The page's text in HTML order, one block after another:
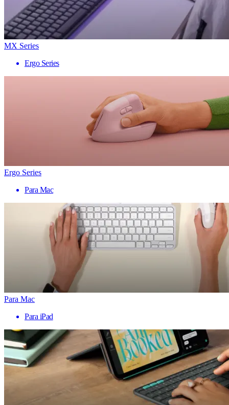
MX Series
Ergo Series
Ergo Series
Para Mac
Para Mac
Para iPad